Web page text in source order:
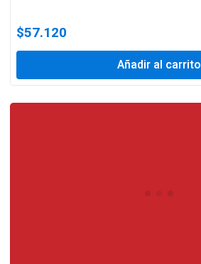
$57.120
Añadir al carrito